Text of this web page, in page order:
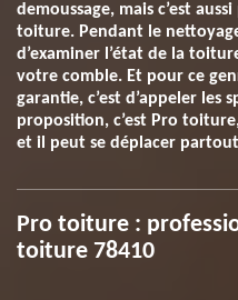
demoussage, mais c’est
toiture. Pendant le
d’examiner l’état de la
votre comble. Et pour ce
garantie, c’est d’appeler les
proposition, c’est Pro
et il peut se déplacer
Pro toiture :
toiture 78410